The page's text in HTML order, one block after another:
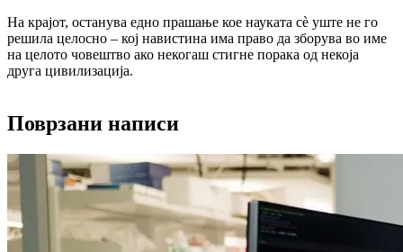
На крајот, останува едно прашање кое науката сè уште не го
решила целосно – кој навистина има право да зборува во име
на целото човештво ако некогаш стигне порака од некоја
друга цивилизација.
Поврзани написи